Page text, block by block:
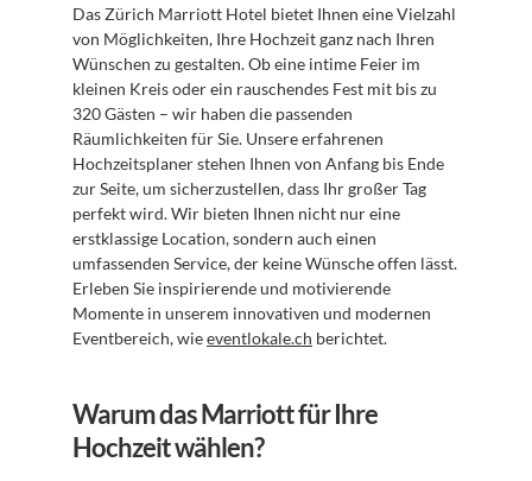
Das Zürich Marriott Hotel bietet Ihnen eine Vielzahl
von Möglichkeiten, Ihre Hochzeit ganz nach Ihren
Wünschen zu gestalten. Ob eine intime Feier im
kleinen Kreis oder ein rauschendes Fest mit bis zu
320 Gästen – wir haben die passenden
Räumlichkeiten für Sie. Unsere erfahrenen
Hochzeitsplaner stehen Ihnen von Anfang bis Ende
zur Seite, um sicherzustellen, dass Ihr großer Tag
perfekt wird. Wir bieten Ihnen nicht nur eine
erstklassige Location, sondern auch einen
umfassenden Service, der keine Wünsche offen lässt.
Erleben Sie inspirierende und motivierende
Momente in unserem innovativen und modernen
Eventbereich, wie eventlokale.ch berichtet.
Warum das Marriott für Ihre
Hochzeit wählen?